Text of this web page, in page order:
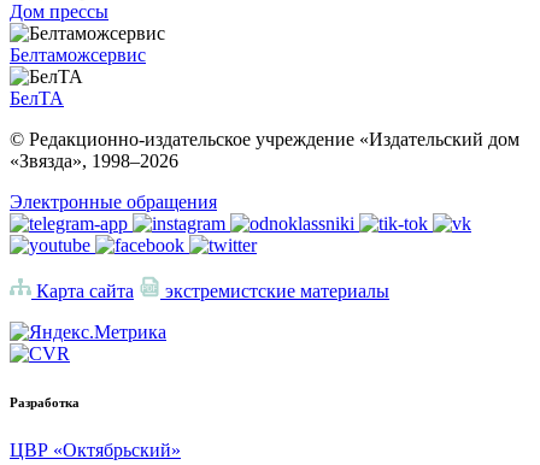
Дом прессы
Белтаможсервис
БелТА
© Редакционно-издательское учреждение «Издательский дом
«Звязда», 1998–2026
Электронные обращения
Карта сайта экстремистские материалы
Разработка
ЦВР «Октябрьский»